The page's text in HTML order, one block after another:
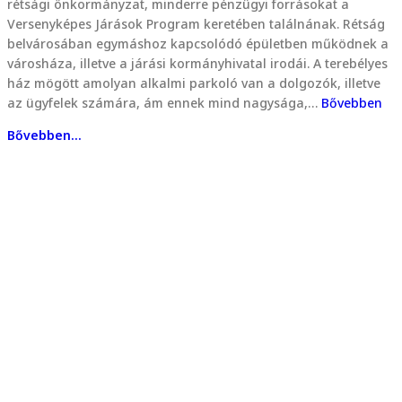
rétsági önkormányzat, minderre pénzügyi forrásokat a
Versenyképes Járások Program keretében találnának. Rétság
belvárosában egymáshoz kapcsolódó épületben működnek a
városháza, illetve a járási kormányhivatal irodái. A terebélyes
ház mögött amolyan alkalmi parkoló van a dolgozók, illetve
az ügyfelek számára, ám ennek mind nagysága,… Bővebben
Bővebben...